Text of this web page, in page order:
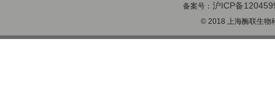
备案号：沪ICP备
© 2018 上海酶联生物